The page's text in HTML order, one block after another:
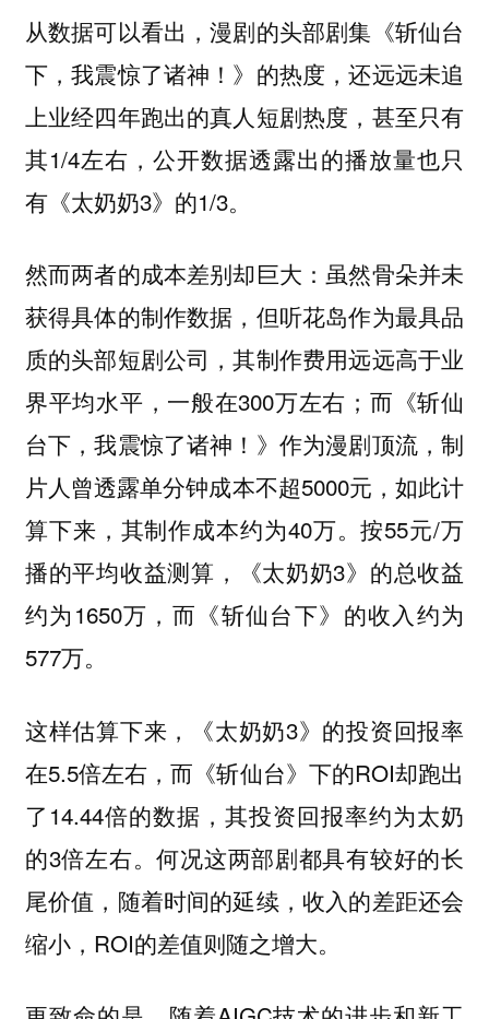
从数据可以看出，漫剧的头部剧集《斩仙台
下，我震惊了诸神！》的热度，还远远未追
上业经四年跑出的真人短剧热度，甚至只有
其1/4左右，公开数据透露出的播放量也只
有《太奶奶3》的1/3。
然而两者的成本差别却巨大：虽然骨朵并未
获得具体的制作数据，但听花岛作为最具品
质的头部短剧公司，其制作费用远远高于业
界平均水平，一般在300万左右；而《斩仙
台下，我震惊了诸神！》作为漫剧顶流，制
片人曾透露单分钟成本不超5000元，如此计
算下来，其制作成本约为40万。按55元/万
播的平均收益测算，《太奶奶3》的总收益
约为1650万，而《斩仙台下》的收入约为
577万。
这样估算下来，《太奶奶3》的投资回报率
在5.5倍左右，而《斩仙台》下的ROI却跑出
了14.44倍的数据，其投资回报率约为太奶
的3倍左右。何况这两部剧都具有较好的长
尾价值，随着时间的延续，收入的差距还会
缩小，ROI的差值则随之增大。